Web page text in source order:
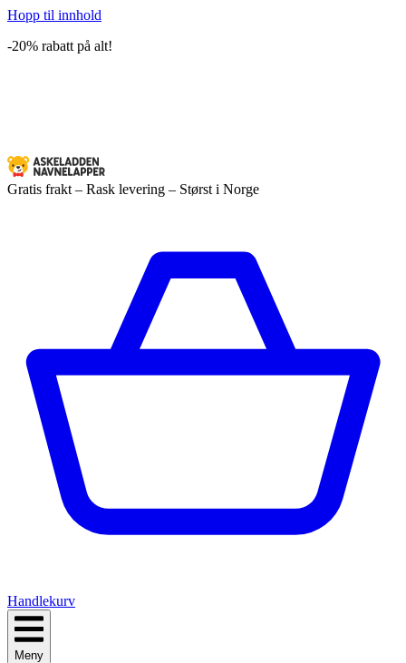
Hopp til innhold
-20% rabatt på alt!
Gratis frakt – Rask levering – Størst i Norge
Handlekurv
Meny